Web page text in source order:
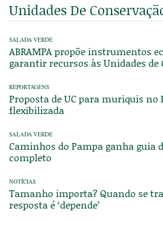
Unidades De
SALADA VERDE
ABRAMPA propõe instrumentos
garantir recursos às Unidades de
REPORTAGENS
Proposta de UC para muriquis no
flexibilizada
SALADA VERDE
Caminhos do Pampa ganha guia
completo
NOTÍCIAS
Tamanho importa? Quando se
resposta é ‘depende’